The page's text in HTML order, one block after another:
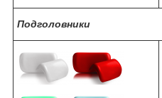
Подголовники